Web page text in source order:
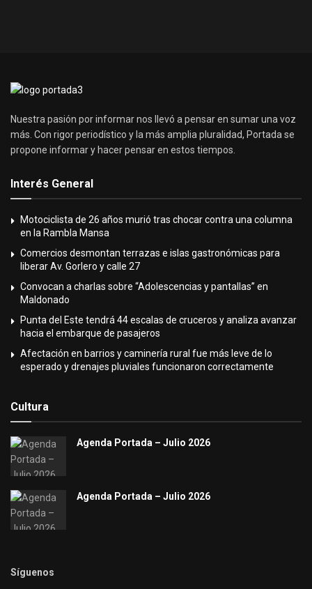
Nuestra pasión por informar nos llevó a pensar en sumar una voz
más. Con rigor periodístico y la más amplia pluralidad, Portada se
propone informar y hacer pensar en estos tiempos.
Interés General
Motociclista de 26 años murió tras chocar contra una columna
en la Rambla Mansa
Comercios desmontan terrazas e islas gastronómicas para
liberar Av. Gorlero y calle 27
Convocan a charlas sobre “Adolescencias y pantallas” en
Maldonado
Punta del Este tendrá 44 escalas de cruceros y analiza avanzar
hacia el embarque de pasajeros
Afectación en barrios y caminería rural fue más leve de lo
esperado y drenajes pluviales funcionaron correctamente
Cultura
Agenda Portada – Julio 2026
Agenda Portada – Julio 2026
Síguenos